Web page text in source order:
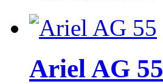
Ariel AG 55